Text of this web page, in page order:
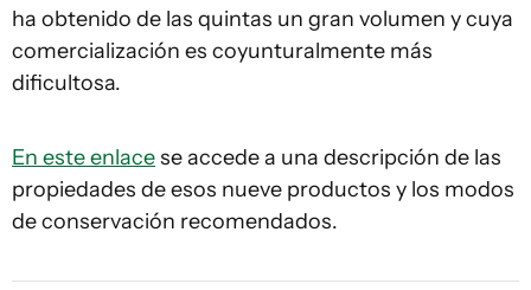
ha obtenido de las quintas un gran volumen y cuya
comercialización es coyunturalmente más
dificultosa.
En este enlacese accede a una descripción de las
propiedades de esos nueve productos y los modos
de conservación recomendados.